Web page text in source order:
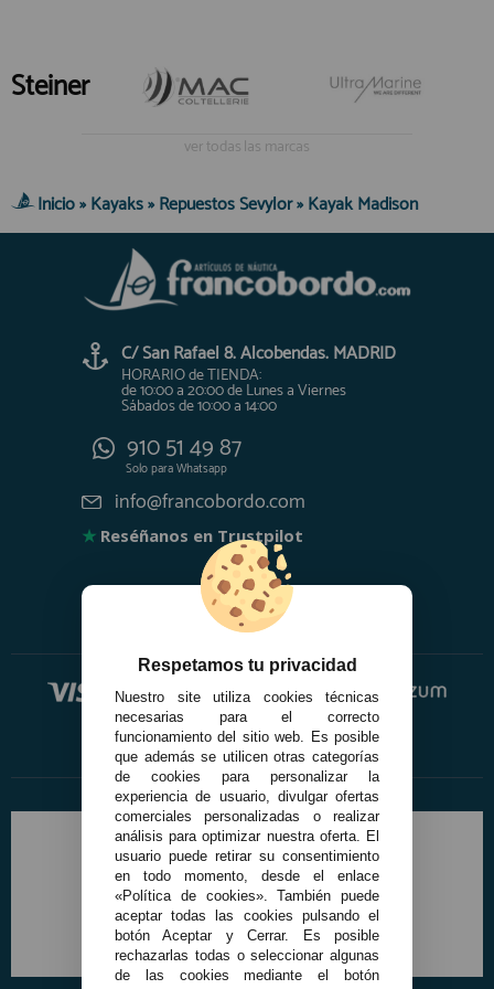
Steiner
ver todas las marcas
Inicio»Kayaks»Repuestos Sevylor»Kayak Madison
C/ San Rafael 8. Alcobendas. MADRID
HORARIO de TIENDA:
de 10:00 a 20:00 de Lunes a Viernes
Sábados de 10:00 a 14:00
910 51 49 87
Solo paraWhatsapp
info@francobordo.com
★ Reséñanos en Trustpilot
Respetamos tu privacidad
Nuestro site utiliza cookies técnicas
necesarias para el correcto
funcionamiento del sitio web. Es posible
que además se utilicen otras categorías
de cookies para personalizar la
experiencia de usuario, divulgar ofertas
comerciales personalizadas o realizar
análisis para optimizar nuestra oferta. El
usuario puede retirar su consentimiento
en todo momento, desde el enlace
«Política de cookies». También puede
aceptar todas las cookies pulsando el
botón Aceptar y Cerrar. Es posible
rechazarlas todas o seleccionar algunas
de las cookies mediante el botón